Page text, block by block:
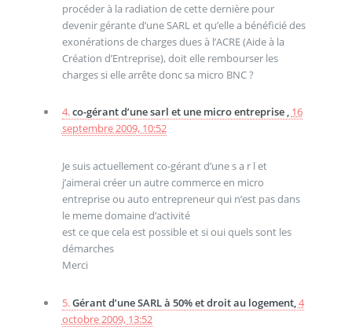
procéder à la radiation de cette dernière pour
devenir gérante d’une SARL et qu’elle a bénéficié des
exonérations de charges dues à l’ACRE (Aide à la
Création d’Entreprise), doit elle rembourser les
charges si elle arrête donc sa micro BNC ?
4.co-gérant d’une sarl et une micro entreprise , 16
septembre 2009, 10:52
Je suis actuellement co-gérant d’une s a r l et
j’aimerai créer un autre commerce en micro
entreprise ou auto entrepreneur qui n’est pas dans
le meme domaine d’activité
est ce que cela est possible et si oui quels sont les
démarches
Merci
5.Gérant d’une SARL à 50% et droit au logement,4
octobre 2009, 13:52